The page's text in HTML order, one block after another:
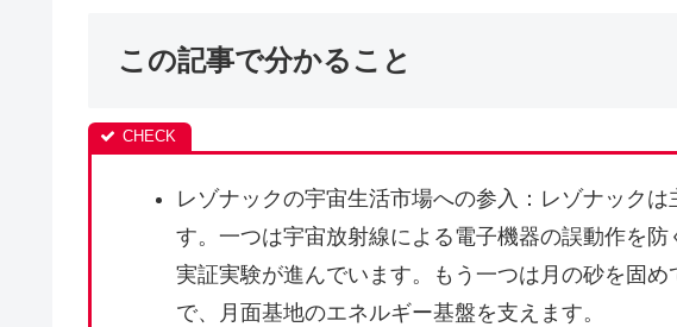
この記事で分かること
レゾナックの宇宙生活市場への参入：レゾナック
す。一つは宇宙放射線による電子機器の誤動作を
実証実験が進んでいます。もう一つは月の砂を固め
で、月面基地のエネルギー基盤を支えます。